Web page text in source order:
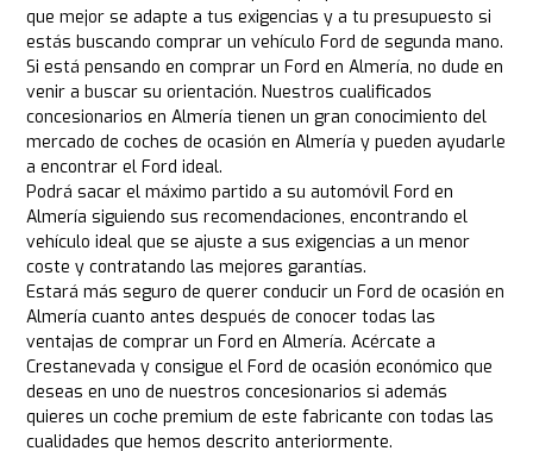
que mejor se adapte a tus exigencias y a tu presupuesto si
estás buscando comprar un vehículo Ford de segunda mano.
Si está pensando en comprar un Ford en Almería, no dude en
venir a buscar su orientación. Nuestros cualificados
concesionarios en Almería tienen un gran conocimiento del
mercado de coches de ocasión en Almería y pueden ayudarle
a encontrar el Ford ideal.
Podrá sacar el máximo partido a su automóvil Ford en
Almería siguiendo sus recomendaciones, encontrando el
vehículo ideal que se ajuste a sus exigencias a un menor
coste y contratando las mejores garantías.
Estará más seguro de querer conducir un Ford de ocasión en
Almería cuanto antes después de conocer todas las
ventajas de comprar un Ford en Almería. Acércate a
Crestanevada y consigue el Ford de ocasión económico que
deseas en uno de nuestros concesionarios si además
quieres un coche premium de este fabricante con todas las
cualidades que hemos descrito anteriormente.